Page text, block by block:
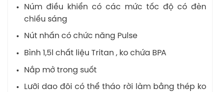
Núm điều khiển có các mức tốc độ có đèn
chiếu sáng
Nút nhấn có chức năng Pulse
Bình 1,5l chất liệu Tritan , ko chứa BPA
Nắp mở trong suốt
Lưỡi dao đôi có thể tháo rời làm bằng thép ko